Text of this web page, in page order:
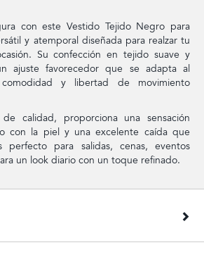
con este Vestido Tejido Negro para
y atemporal diseñada para realzar tu
Su confección en tejido suave y
ajuste favorecedor que se adapta al
y libertad de movimiento
calidad, proporciona una sensación
con la piel y una excelente caída que
perfecto para salidas, cenas, eventos
un look diario con un toque refinado.